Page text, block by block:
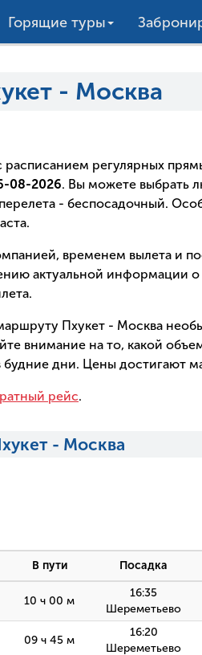
Горящие туры
- Москва
регулярных
08-2026. Вы можете выбрать
- беспосадочный.
временем вылета и
актуальной информации о
Пхукет - Москва
внимание на то, какой
дни. Цены достигают
рейс.
- Москва
В пути Посадка
10 ч 00 м
16:35
Шереметьево
09 ч 45 м
16:20
Шереметьево